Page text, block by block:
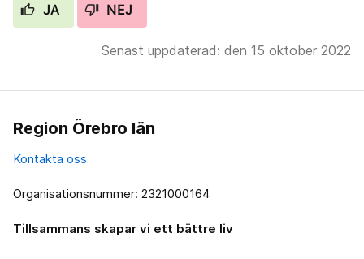
JA NEJ
Senast uppdaterad: den 15 oktober 2022
Region Örebro län
Kontakta oss
Organisationsnummer: 2321000164
Tillsammans skapar vi ett bättre liv